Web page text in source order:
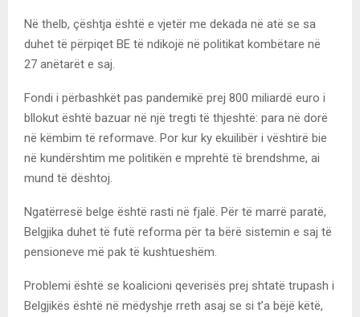
Në thelb, çështja është e vjetër me dekada në atë se sa
duhet të përpiqet BE të ndikojë në politikat kombëtare në
27 anëtarët e saj.
Fondi i përbashkët pas pandemikë prej 800 miliardë euro i
bllokut është bazuar në një tregti të thjeshtë: para në dorë
në këmbim të reformave. Por kur ky ekuilibër i vështirë bie
në kundërshtim me politikën e mprehtë të brendshme, ai
mund të dështoj.
Ngatërresë belge është rasti në fjalë. Për të marrë paratë,
Belgjika duhet të futë reforma për ta bërë sistemin e saj të
pensioneve më pak të kushtueshëm.
Problemi është se koalicioni qeverisës prej shtatë trupash i
Belgjikës është në mëdyshje rreth asaj se si t’a bëjë këtë,